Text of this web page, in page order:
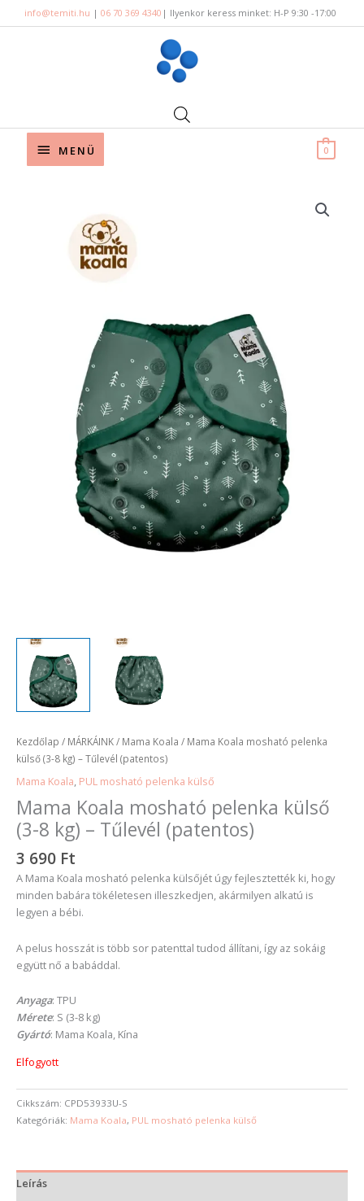
to
info@temiti.hu | 06 70 369 4340 | Ilyenkor keress minket: H-P 9:30 -17:00
Below
MENÜ 0
Kezdőlap / MÁRKÁINK/ Mama Koala / Mama Koala mosható pelenka
külső (3-8 kg) – Tűlevél (patentos)
Mama Koala, PUL mosható pelenka külső
Mama Koala mosható pelenka külső
(3-8 kg) – Tűlevél (patentos)
3 690 Ft
A Mama Koala mosható pelenka külsőjét úgy fejlesztették ki, hogy
minden babára tökéletesen illeszkedjen, akármilyen alkatú is
legyen a bébi.
A pelus hosszát is több sor patenttal tudod állítani, így az sokáig
együtt nő a babáddal.
Anyaga: TPU
Mérete: S (3-8 kg)
Gyártó: Mama Koala, Kína
Elfogyott
Cikkszám: CPD53933U-S
Kategóriák: Mama Koala, PUL mosható pelenka külső
Leírás